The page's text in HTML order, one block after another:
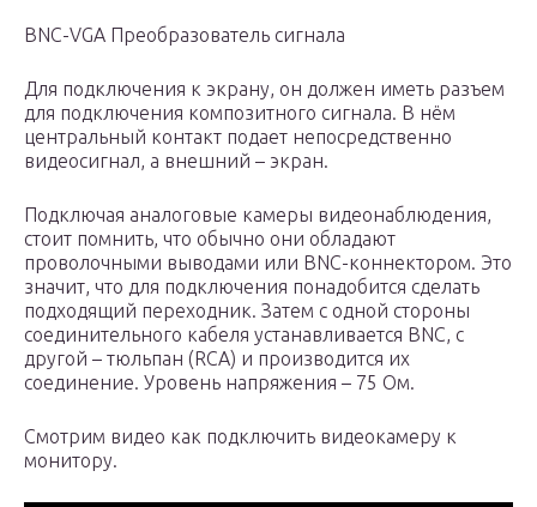
BNC-VGA Преобразователь сигнала
Для подключения к экрану, он должен иметь разъем
для подключения композитного сигнала. В нём
центральный контакт подает непосредственно
видеосигнал, а внешний – экран.
Подключая аналоговые камеры видеонаблюдения,
стоит помнить, что обычно они обладают
проволочными выводами или BNC-коннектором. Это
значит, что для подключения понадобится сделать
подходящий переходник. Затем с одной стороны
соединительного кабеля устанавливается BNC, с
другой – тюльпан (RCA) и производится их
соединение. Уровень напряжения – 75 Ом.
Смотрим видео как подключить видеокамеру к
монитору.